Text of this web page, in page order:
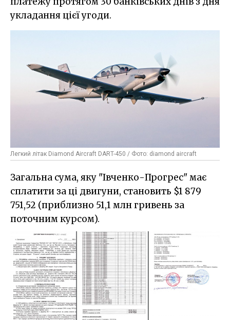
укладання цієї угоди.
Легкий літак Diamond Aircraft DART-450 / Фото: diamond aircraft
Загальна сума, яку "Івченко-Прогрес" має
сплатити за ці двигуни, становить $1 879
751,52 (приблизно 51,1 млн гривень за
поточним курсом).